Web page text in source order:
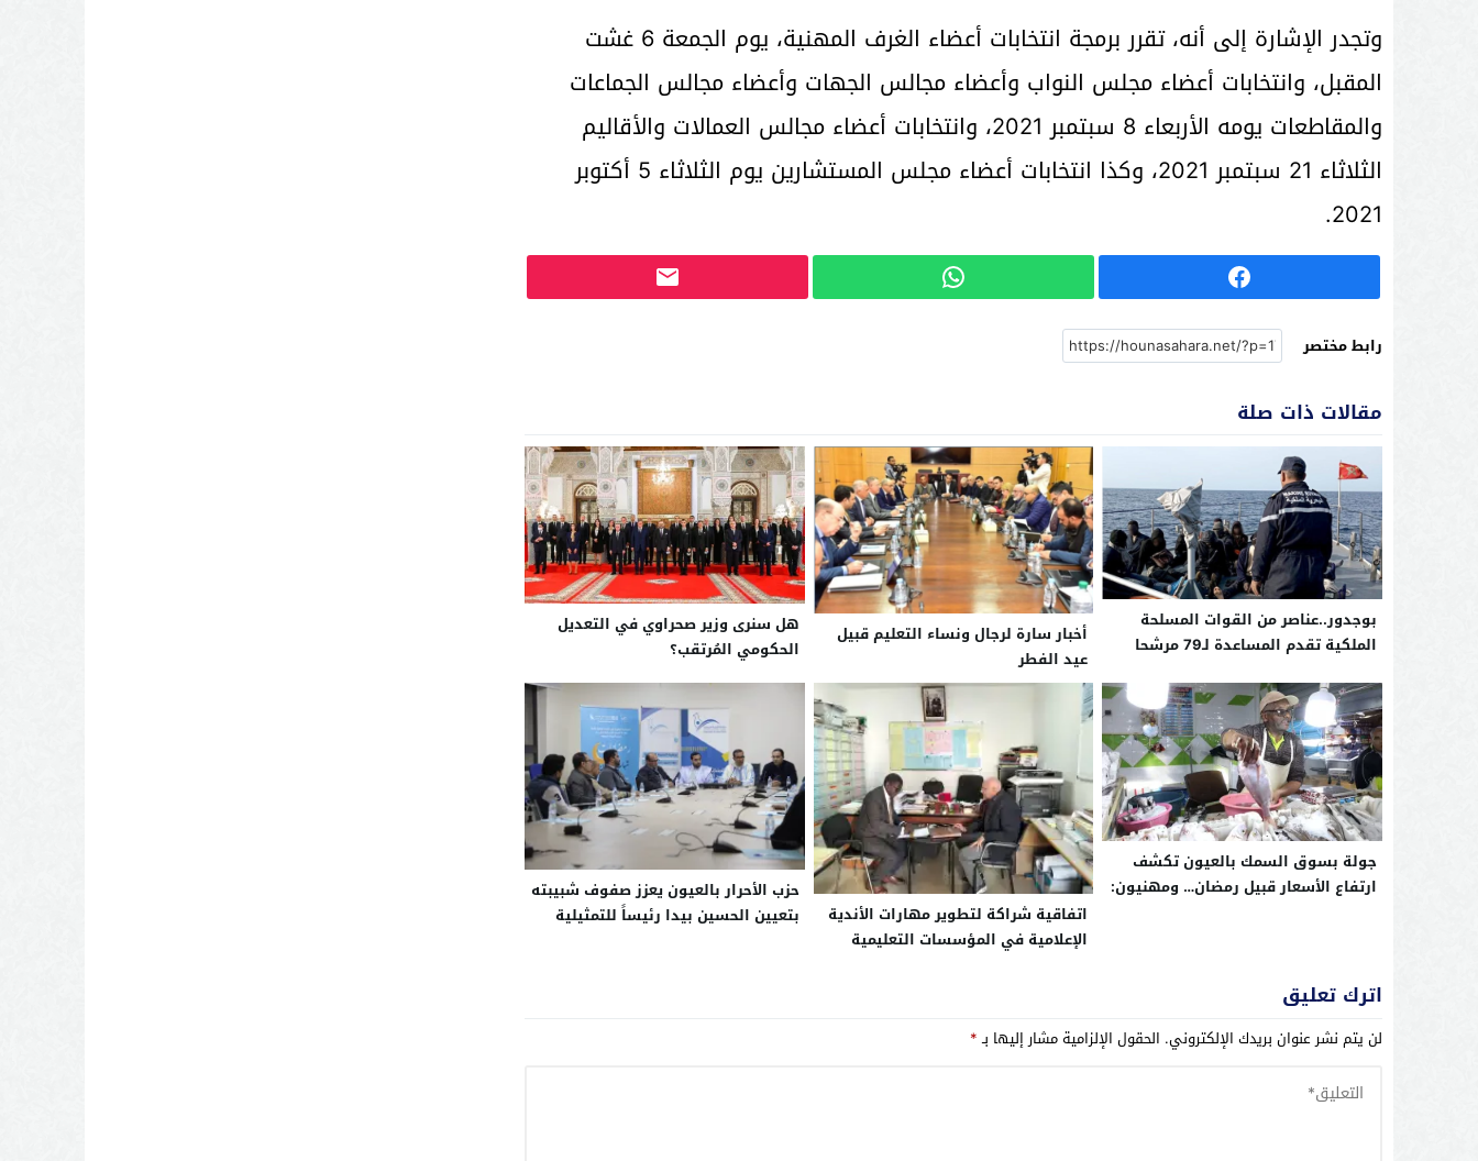
وتجدر الإشارة إلى أنه، تقرر برمجة انتخابات أعضاء الغرف المهنية، يوم الجمعة 6 غشت
المقبل، وانتخابات أعضاء مجلس النواب وأعضاء مجالس الجهات وأعضاء مجالس الجماعات
والمقاطعات يومه الأربعاء 8 سبتمبر 2021، وانتخابات أعضاء مجالس العمالات والأقاليم
الثلاثاء 21 سبتمبر 2021، وكذا انتخابات أعضاء مجلس المستشارين يوم الثلاثاء 5 أكتوبر
2021.
رابط مختصر
مقالات ذات صلة
بوجدور..عناصر من القوات المسلحة
الملكية تقدم المساعدة لـ79 مرشحا
الصحراء
أخبار سارة لرجال ونساء التعليم قبيل
عيد الفطر
هل سنرى وزير صحراوي في التعديل
الحكومي المُرتقب؟
جولة بسوق السمك بالعيون تكشف
ارتفاع الأسعار قبيل رمضان… ومهنيون:
اتفاقية شراكة لتطوير مهارات الأندية
الإعلامية في المؤسسات التعليمية
حزب الأحرار بالعيون يعزز صفوف شبيبته
بتعيين الحسين بيدا رئيساً للتمثيلية
اترك تعليق
لن يتم نشر عنوان بريدك الإلكتروني. الحقول الإلزامية مشار إليها بـ*